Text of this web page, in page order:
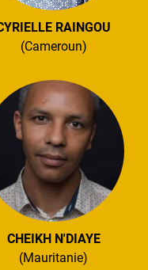
RAINGOU
(Cameroun)
CHEIKH N'DIAYE
(Mauritanie)